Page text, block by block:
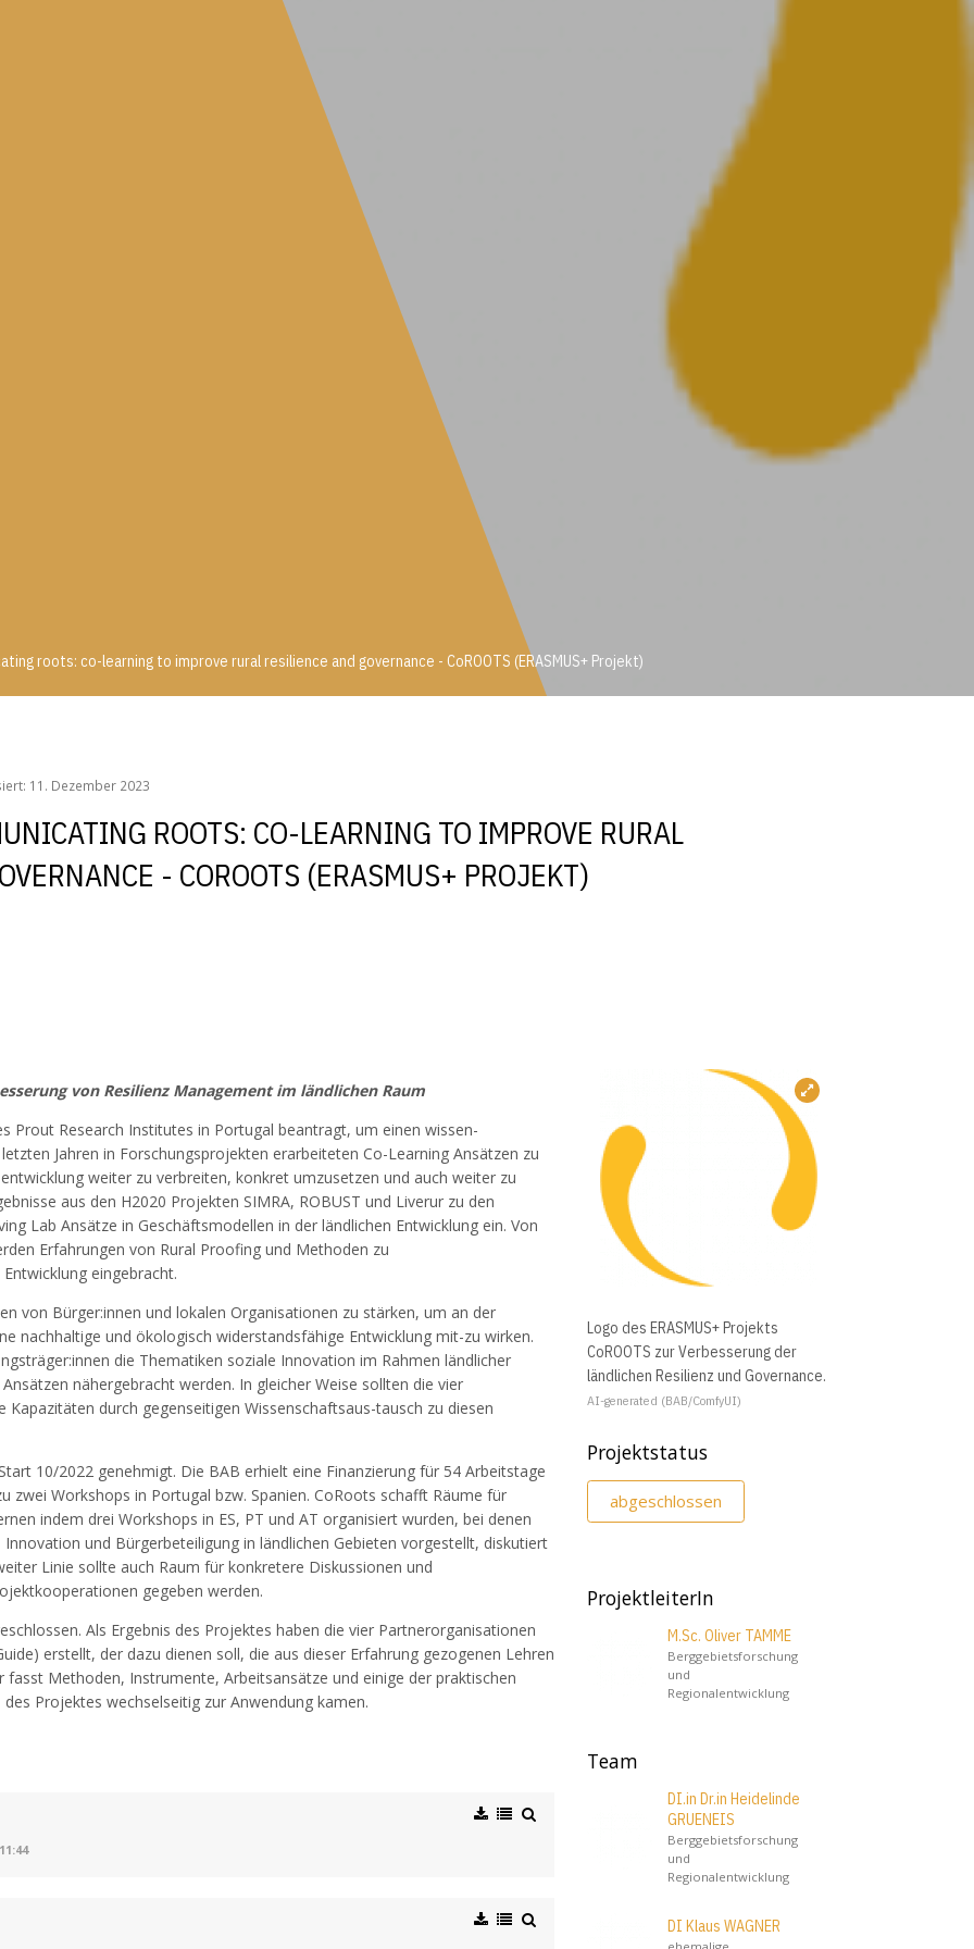
roots: co-learning to improve rural resilience and governance - CoROOTS (ERASMUS+ Projekt)
11. Dezember 2023
ROOTS: CO-LEARNING TO IMPROVE RURAL
- COROOTS (ERASMUS+ PROJEKT)
von Resilienz Management im ländlichen Raum
Prout Research Institutes in Portugal beantragt, um einen wissen-
Jahren in Forschungsprojekten erarbeiteten Co-Learning Ansätzen zu
weiter zu verbreiten, konkret umzusetzen und auch weiter zu
aus den H2020 Projekten SIMRA, ROBUST und Liverur zu den
Lab Ansätze in Geschäftsmodellen in der ländlichen Entwicklung ein. Von
Erfahrungen von Rural Proofing und Methoden zu
eingebracht.
von Bürger:innen und lokalen Organisationen zu stärken, um an der
nachhaltige und ökologisch widerstandsfähige Entwicklung mit-zu wirken.
die Thematiken soziale Innovation im Rahmen ländlicher
nähergebracht werden. In gleicher Weise sollten die vier
durch gegenseitigen Wissenschaftsaus-tausch zu diesen
10/2022 genehmigt. Die BAB erhielt eine Finanzierung für 54 Arbeitstage
zwei Workshops in Portugal bzw. Spanien. CoRoots schafft Räume für
indem drei Workshops in ES, PT und AT organisiert wurden, bei denen
und Bürgerbeteiligung in ländlichen Gebieten vorgestellt, diskutiert
Linie sollte auch Raum für konkretere Diskussionen und
gegeben werden.
Als Ergebnis des Projektes haben die vier Partnerorganisationen
erstellt, der dazu dienen soll, die aus dieser Erfahrung gezogenen Lehren
fasst Methoden, Instrumente, Arbeitsansätze und einige der praktischen
Projektes wechselseitig zur Anwendung kamen.
Logo des ERASMUS+ Projekts
CoROOTS zur Verbesserung der
ländlichen Resilienz und Governance.
AI-generated (BAB/ComfyUI)
Projektstatus
abgeschlossen
ProjektleiterIn
M.Sc. Oliver TAMME
Berggebietsforschung
und
Regionalentwicklung
Team
DI.in Dr.in Heidelinde
GRUENEIS
Berggebietsforschung
und
Regionalentwicklung
DI Klaus WAGNER